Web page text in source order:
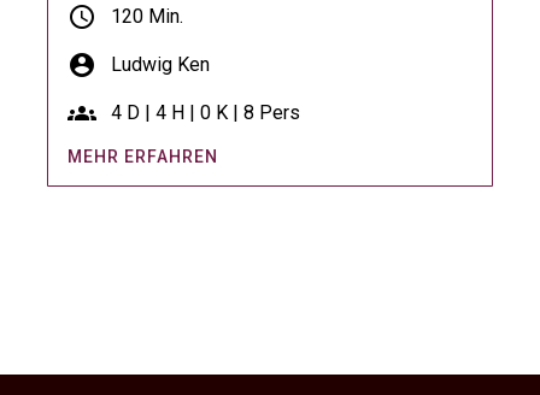
schedule 120 Min.
account_circle Ludwig Ken
groups 4 D | 4 H | 0 K | 8 Pers
MEHR ERFAHREN